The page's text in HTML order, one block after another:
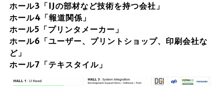
ホール3「IJの部材など技術を持つ会社」
ホール4「報道関係」
ホール5「プリンタメーカー」
ホール6「ユーザー、プリントショップ、印刷会社な
ど」
ホール7「テキスタイル」